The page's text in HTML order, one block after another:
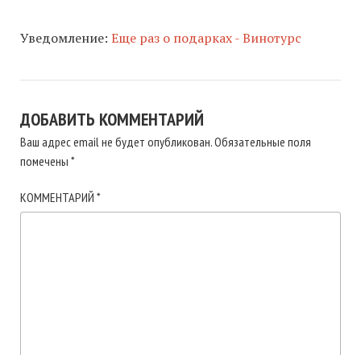
Уведомление: Еще раз о подарках - Винотурс
ДОБАВИТЬ КОММЕНТАРИЙ
Ваш адрес email не будет опубликован.Обязательные поля
помечены *
КОММЕНТАРИЙ *